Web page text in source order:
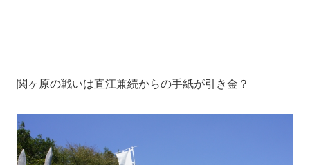
関ヶ原の戦いは直江兼続からの手紙が引き金？